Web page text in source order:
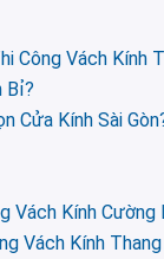
Công Vách Kính
Bỉ?
Cửa Kính Sài
Vách Kính Cường
Vách Kính